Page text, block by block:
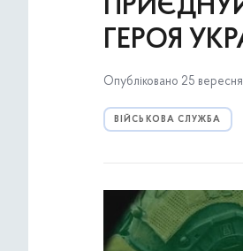
ГЕРОЯ
Опубліковано 25
ВІЙСЬКОВА СЛУЖБА